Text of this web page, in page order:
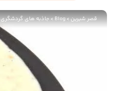
قصر شیرین>
Blog
>جاذبه های گردشگری